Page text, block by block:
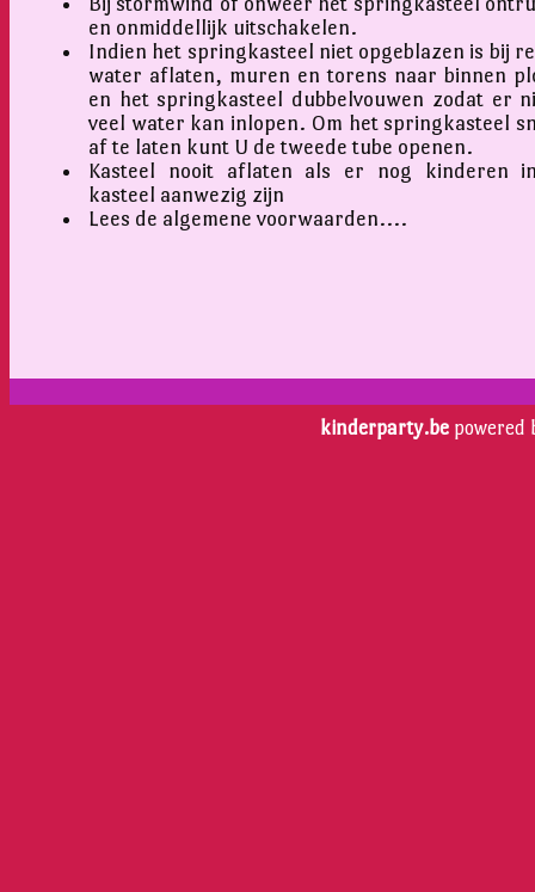
en onmiddellijk uitschakelen.
Indien het springkasteel niet opgeblazen is bij
water aflaten, muren en torens naar binnen
en het springkasteel dubbelvouwen zodat er
veel water kan inlopen. Om het springkasteel
af te laten kunt U de tweede tube openen.
Kasteel nooit aflaten als er nog kinderen
kasteel aanwezig zijn
Lees de algemene voorwaarden....
kinderparty.be powered